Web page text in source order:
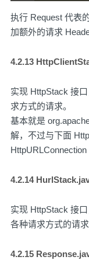
执行 Request 代表
加额外的请求
4.2.13
实现 HttpStack 接
求方式的请求。
基本就是
解，不过与下面
HttpURLConnection
4.2.14
实现 HttpStack 接
各种请求方式的请求
4.2.15